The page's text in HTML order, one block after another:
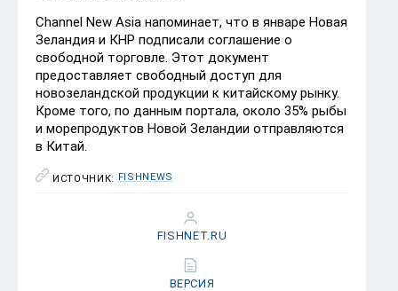
Channel New Asia напоминает, что в январе Новая
Зеландия и КНР подписали соглашение о
свободной торговле. Этот документ
предоставляет свободный доступ для
новозеландской продукции к китайскому рынку.
Кроме того, по данным портала, около 35% рыбы
и морепродуктов Новой Зеландии отправляются
в Китай.
ИСТОЧНИК: FISHNEWS
FISHNET.RU
ВЕРСИЯ